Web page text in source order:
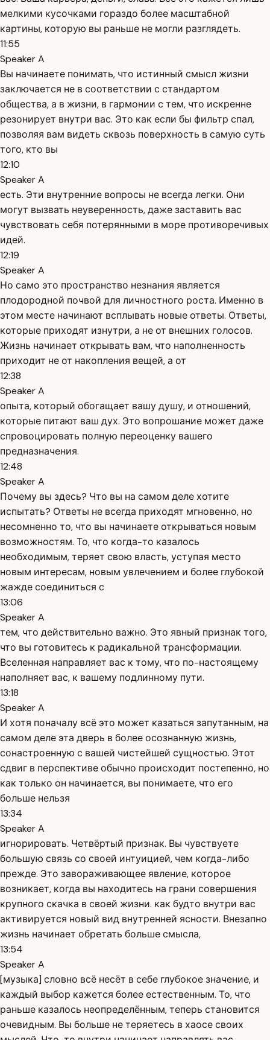
мелкими кусочками гораздо более масштабной
картины, которую вы раньше не могли разглядеть.
11:55
Speaker A
Вы начинаете понимать, что истинный смысл жизни
заключается не в соответствии с стандартом
общества, а в жизни, в гармонии с тем, что искренне
резонирует внутри вас. Это как если бы фильтр спал,
позволяя вам видеть сквозь поверхность в самую суть
того, кто вы
12:10
Speaker A
есть. Эти внутренние вопросы не всегда легки. Они
могут вызвать неуверенность, даже заставить вас
чувствовать себя потерянными в море противоречивых
идей.
12:19
Speaker A
Но само это пространство незнания является
плодородной почвой для личностного роста. Именно в
этом месте начинают всплывать новые ответы. Ответы,
которые приходят изнутри, а не от внешних голосов.
Жизнь начинает открывать вам, что наполненность
приходит не от накопления вещей, а от
12:38
Speaker A
опыта, который обогащает вашу душу, и отношений,
которые питают ваш дух. Это вопрошание может даже
спровоцировать полную переоценку вашего
предназначения.
12:48
Speaker A
Почему вы здесь? Что вы на самом деле хотите
испытать? Ответы не всегда приходят мгновенно, но
несомненно то, что вы начинаете открываться новым
возможностям. То, что когда-то казалось
необходимым, теряет свою власть, уступая место
новым интересам, новым увлечением и более глубокой
жажде соединиться с
13:06
Speaker A
тем, что действительно важно. Это явный признак того,
что вы готовитесь к радикальной трансформации.
Вселенная направляет вас к тому, что по-настоящему
наполняет вас, к вашему подлинному пути.
13:18
Speaker A
И хотя поначалу всё это может казаться запутанным, на
самом деле эта дверь в более осознанную жизнь,
сонастроенную с вашей чистейшей сущностью. Этот
сдвиг в перспективе обычно происходит постепенно, но
как только он начинается, вы понимаете, что его
больше нельзя
13:34
Speaker A
игнорировать. Четвёртый признак. Вы чувствуете
большую связь со своей интуицией, чем когда-либо
прежде. Это завораживающее явление, которое
возникает, когда вы находитесь на грани совершения
крупного скачка в своей жизни. как будто внутри вас
активируется новый вид внутренней ясности. Внезапно
жизнь начинает обретать больше смысла,
13:54
Speaker A
[музыка] словно всё несёт в себе глубокое значение, и
каждый выбор кажется более естественным. То, что
раньше казалось неопределённым, теперь становится
очевидным. Вы больше не теряетесь в хаосе своих